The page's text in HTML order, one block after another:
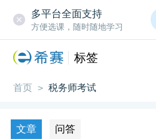
多平台全面支持
方便选课，随时随地学习
标签
首页 > 税务师考试
文章 问答